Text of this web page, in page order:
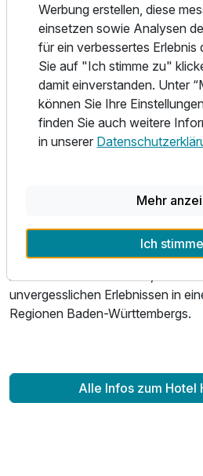
Einzelzimmer Komfort
1 Erwachsenen
Ausstattung
Einzelzimmer Standard
Ausstattung
Die Region Ortenau bietet
aktive und erlebnisreiche Tage.
malerische Natur auf
testen Sie Ihre Fähigkeiten auf
oder genießen Sie einfach die
Landschaft. Als zentraler
Haus auch spannende Ausflüge
Besuchen Sie den beliebten
mehr liegt in unmittelbarer Nähe.
Ob Erholung, Genuss oder
Appenweier finden Sie die
unvergesslichen Erlebnissen in
Regionen Baden-Württembergs.
Alle Infos zum Hotel
Werbung erstellen, diese
einsetzen sowie Analysen
für ein verbessertes
Sie auf "Ich stimme zu"
damit einverstanden. Unter
können Sie Ihre
finden Sie auch weitere
in unserer
Mehr
Ich